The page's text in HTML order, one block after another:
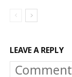
LEAVE A REPLY